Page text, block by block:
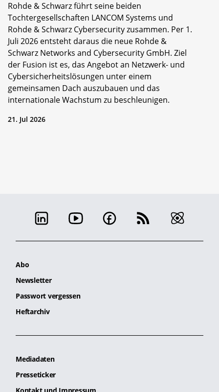
Rohde & Schwarz führt seine beiden
Tochtergesellschaften LANCOM Systems und
Rohde & Schwarz Cybersecurity zusammen. Per 1.
Juli 2026 entsteht daraus die neue Rohde &
Schwarz Networks and Cybersecurity GmbH. Ziel
der Fusion ist es, das Angebot an Netzwerk- und
Cybersicherheitslösungen unter einem
gemeinsamen Dach auszubauen und das
internationale Wachstum zu beschleunigen.
21. Jul 2026
Abo
Newsletter
Passwort vergessen
Heftarchiv
Mediadaten
Presseticker